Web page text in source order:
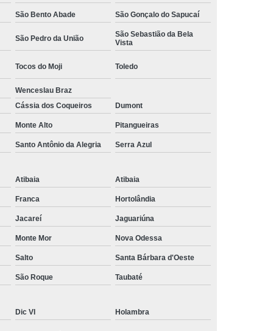
Fábrica Camisa Social
Fábrica de Camisa Social
Fábrica de Camisa Social Masculina
Loja de Fábrica Camisa Social
Loja de Moda Masculina Online
Loja Moda Masculina Executivo
Social
Loja Virtual Moda Masculina
Moda Básica Masculina
Masculina
Moda Masculina
Social
Moda Masculina Esporte Fino
Social
Moda Plus Size Masculina
Roupas Estilosas Masculinas
Moda
Roupas Masculinas Esporte Fino
Roupas Masculinas na Moda
Social Roupas Sociais Masculinas
São Bento Abade São Gonçalo do Sapucaí
São Pedro da União
São Sebastião da Bela
Vista
Tocos do Moji Toledo
Wenceslau Braz
Cássia dos Coqueiros Dumont
Monte Alto Pitangueiras
Santo Antônio da Alegria Serra Azul
Atibaia Atibaia
Franca Hortolândia
Jacareí Jaguariúna
Monte Mor Nova Odessa
Salto Santa Bárbara d'Oeste
São Roque Taubaté
Dic VI Holambra